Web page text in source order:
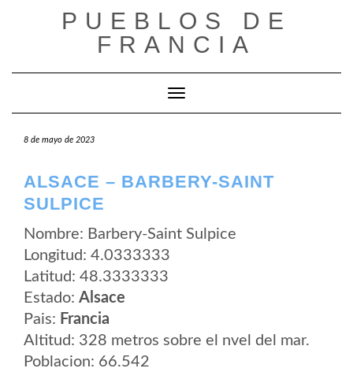
PUEBLOS DE
FRANCIA
Cambiar modo de navegación
8 de mayo de 2023
ALSACE – BARBERY-SAINT
SULPICE
Nombre: Barbery-Saint Sulpice
Longitud: 4.0333333
Latitud: 48.3333333
Estado: Alsace
Pais: Francia
Altitud: 328 metros sobre el nvel del mar.
Poblacion: 66.542